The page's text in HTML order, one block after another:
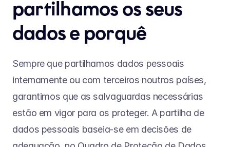
partilhamos os seus
dados e porquê
Sempre que partilhamos dados pessoais
internamente ou com terceiros noutros países,
garantimos que as salvaguardas necessárias
estão em vigor para os proteger. A partilha de
dados pessoais baseia-se em decisões de